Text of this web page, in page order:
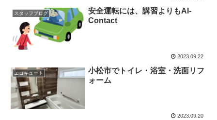
スタッフブログ
安全運転には、講習よりもAI-
Contact
2023.09.22
エコキュート
小松市でトイレ・浴室・洗面リフ
ォーム
2023.09.20